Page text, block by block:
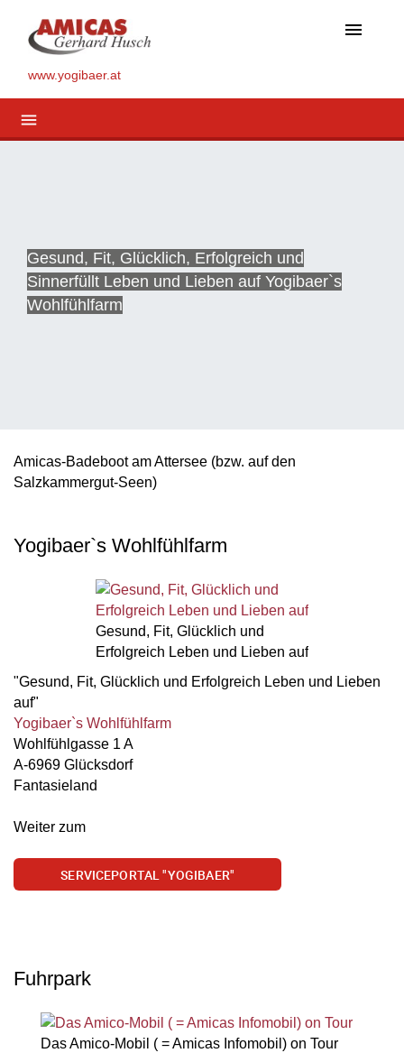
menu
www.yogibaer.at
menu
Gesund, Fit, Glücklich, Erfolgreich und
Sinnerfüllt Leben und Lieben auf Yogibaer`s
Wohlfühlfarm
Amicas-Badeboot am Attersee (bzw. auf den
Salzkammergut-Seen)
Yogibaer`s Wohlfühlfarm
Gesund, Fit, Glücklich und
Erfolgreich Leben und Lieben auf
"Gesund, Fit, Glücklich und Erfolgreich Leben und Lieben
auf"
Yogibaer`s Wohlfühlfarm
Wohlfühlgasse 1 A
A-6969 Glücksdorf
Fantasieland
Weiter zum
SERVICEPORTAL "YOGIBAER"
Fuhrpark
Das Amico-Mobil ( = Amicas Infomobil) on Tour